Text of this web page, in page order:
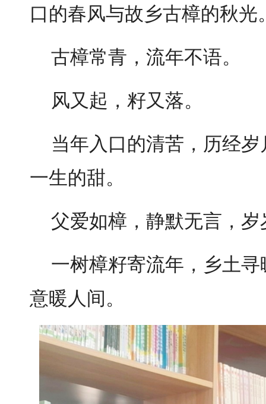
口的春风与故乡古樟的秋光
古樟常青，流年不语。
风又起，籽又落。
当年入口的清苦，历经
一生的甜。
父爱如樟，静默无言，岁
一树樟籽寄流年，乡土
意暖人间。